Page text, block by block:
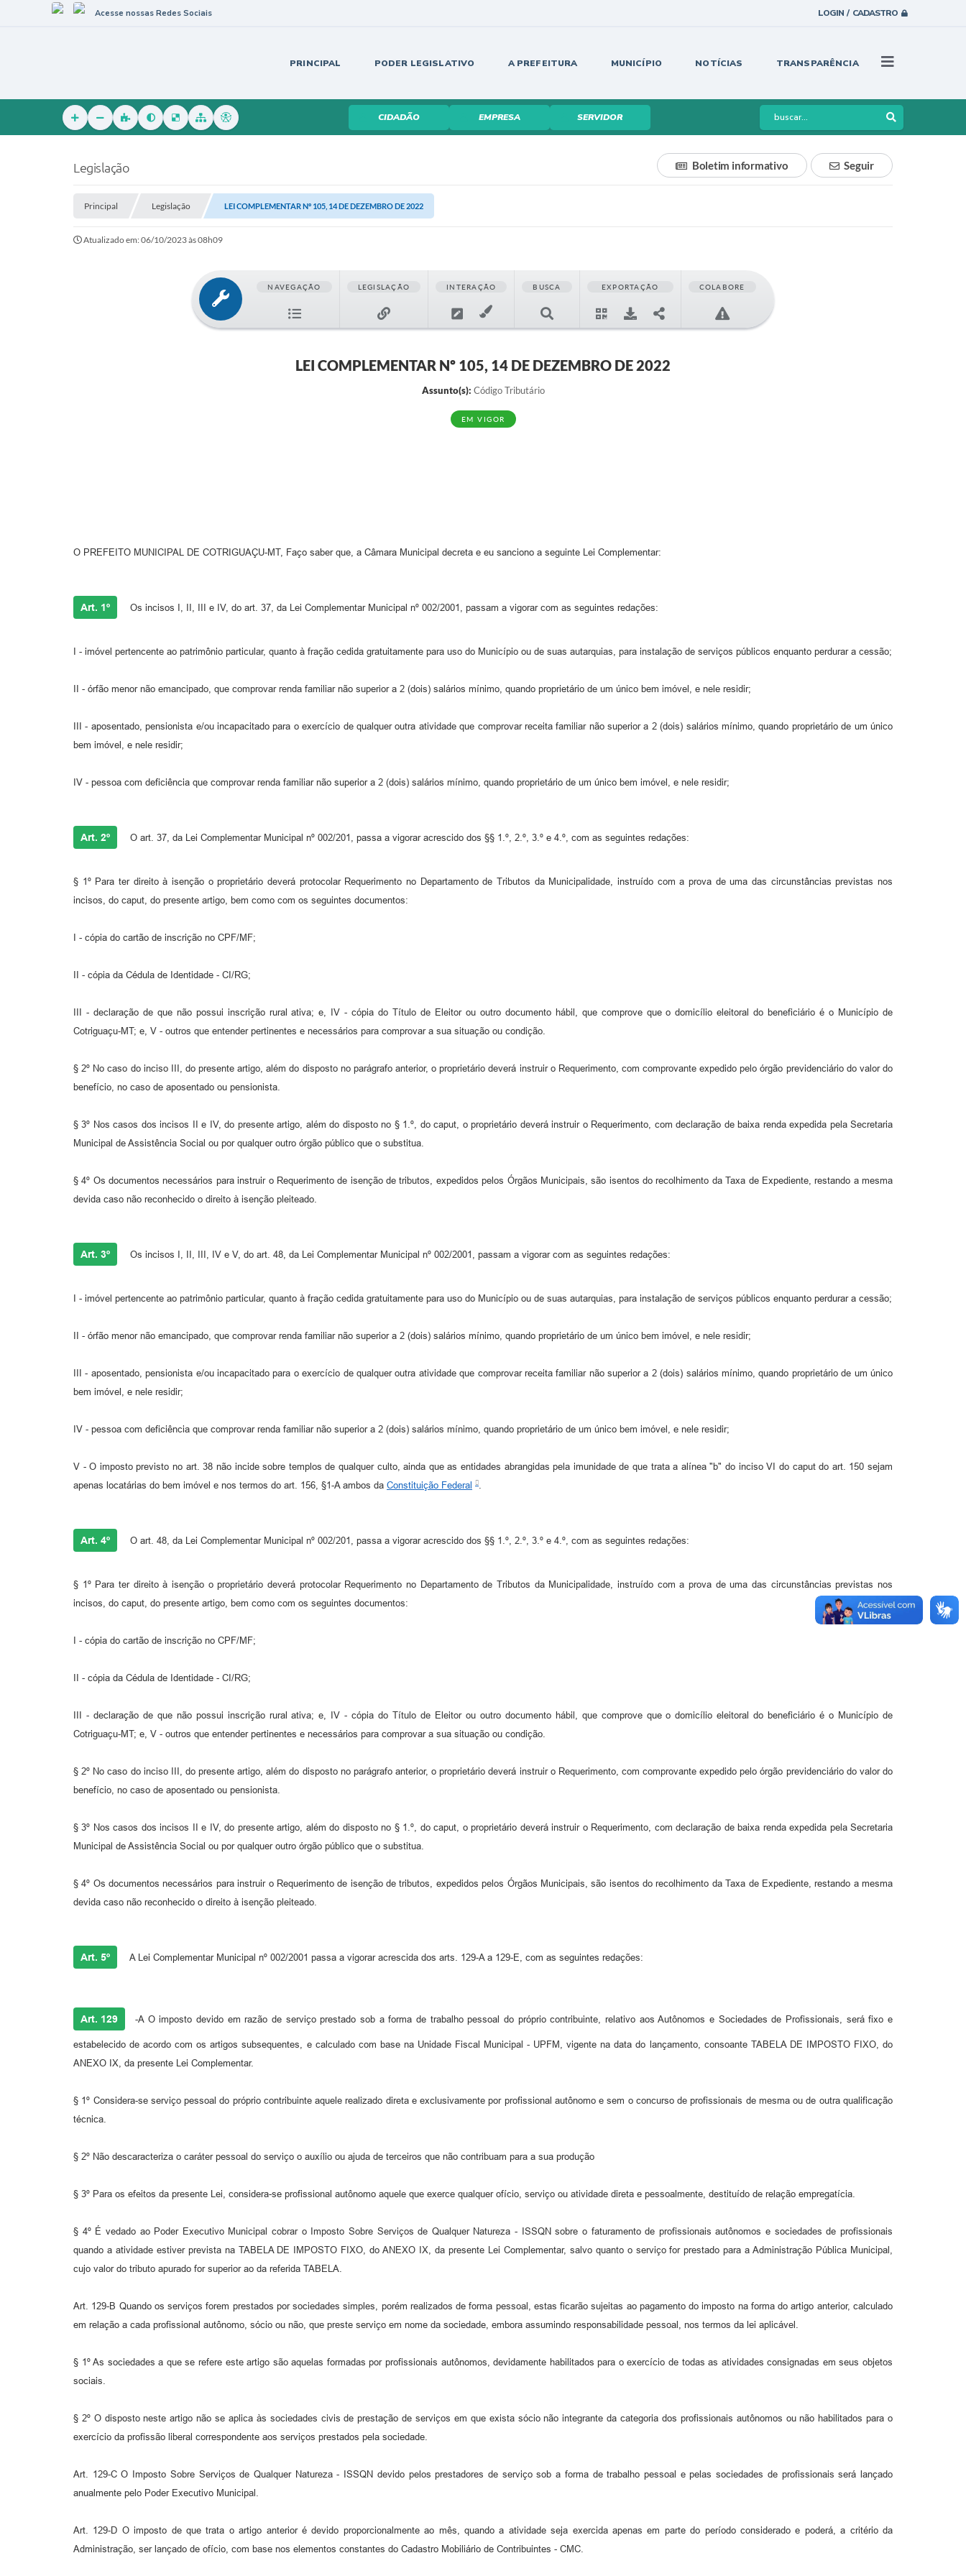
LOGIN / CADASTRO
Acesse nossas Redes Sociais
PRINCIPAL PODER LEGISLATIVO A PREFEITURA MUNICÍPIO NOTÍCIAS TRANSPARÊNCIA
CIDADÃO EMPRESA SERVIDOR
Legislação Seguir
Boletim informativo
Principal Legislação LEI COMPLEMENTAR Nº 105, 14 DE DEZEMBRO DE 2022
Atualizado em: 06/10/2023 às 08h09
NAVEGAÇÃO LEGISLAÇÃO INTERAÇÃO BUSCA EXPORTAÇÃO COLABORE
LEI COMPLEMENTAR Nº 105, 14 DE DEZEMBRO DE 2022
Assunto(s): Código Tributário
EM VIGOR
O PREFEITO MUNICIPAL DE COTRIGUAÇU-MT, Faço saber que, a Câmara Municipal decreta e eu sanciono a seguinte Lei Complementar:
Art. 1º Os incisos I, II, III e IV, do art. 37, da Lei Complementar Municipal nº 002/2001, passam a vigorar com as seguintes redações:
I - imóvel pertencente ao patrimônio particular, quanto à fração cedida gratuitamente para uso do Município ou de suas autarquias, para instalação de serviços públicos enquanto perdurar a cessão;
II - órfão menor não emancipado, que comprovar renda familiar não superior a 2 (dois) salários mínimo, quando proprietário de um único bem imóvel, e nele residir;
III - aposentado, pensionista e/ou incapacitado para o exercício de qualquer outra atividade que comprovar receita familiar não superior a 2 (dois) salários mínimo, quando proprietário de um único
bem imóvel, e nele residir;
IV - pessoa com deficiência que comprovar renda familiar não superior a 2 (dois) salários mínimo, quando proprietário de um único bem imóvel, e nele residir;
Art. 2º O art. 37, da Lei Complementar Municipal nº 002/201, passa a vigorar acrescido dos §§ 1.º, 2.º, 3.º e 4.º, com as seguintes redações:
§ 1º Para ter direito à isenção o proprietário deverá protocolar Requerimento no Departamento de Tributos da Municipalidade, instruído com a prova de uma das circunstâncias previstas nos
incisos, do caput, do presente artigo, bem como com os seguintes documentos:
I - cópia do cartão de inscrição no CPF/MF;
II - cópia da Cédula de Identidade - CI/RG;
III - declaração de que não possui inscrição rural ativa; e, IV - cópia do Título de Eleitor ou outro documento hábil, que comprove que o domicílio eleitoral do beneficiário é o Município de
Cotriguaçu-MT; e, V - outros que entender pertinentes e necessários para comprovar a sua situação ou condição.
§ 2º No caso do inciso III, do presente artigo, além do disposto no parágrafo anterior, o proprietário deverá instruir o Requerimento, com comprovante expedido pelo órgão previdenciário do valor do
benefício, no caso de aposentado ou pensionista.
§ 3º Nos casos dos incisos II e IV, do presente artigo, além do disposto no § 1.º, do caput, o proprietário deverá instruir o Requerimento, com declaração de baixa renda expedida pela Secretaria
Municipal de Assistência Social ou por qualquer outro órgão público que o substitua.
§ 4º Os documentos necessários para instruir o Requerimento de isenção de tributos, expedidos pelos Órgãos Municipais, são isentos do recolhimento da Taxa de Expediente, restando a mesma
devida caso não reconhecido o direito à isenção pleiteado.
Art. 3º Os incisos I, II, III, IV e V, do art. 48, da Lei Complementar Municipal nº 002/2001, passam a vigorar com as seguintes redações:
I - imóvel pertencente ao patrimônio particular, quanto à fração cedida gratuitamente para uso do Município ou de suas autarquias, para instalação de serviços públicos enquanto perdurar a cessão;
II - órfão menor não emancipado, que comprovar renda familiar não superior a 2 (dois) salários mínimo, quando proprietário de um único bem imóvel, e nele residir;
III - aposentado, pensionista e/ou incapacitado para o exercício de qualquer outra atividade que comprovar receita familiar não superior a 2 (dois) salários mínimo, quando proprietário de um único
bem imóvel, e nele residir;
IV - pessoa com deficiência que comprovar renda familiar não superior a 2 (dois) salários mínimo, quando proprietário de um único bem imóvel, e nele residir;
V - O imposto previsto no art. 38 não incide sobre templos de qualquer culto, ainda que as entidades abrangidas pela imunidade de que trata a alínea "b" do inciso VI do caput do art. 150 sejam
apenas locatárias do bem imóvel e nos termos do art. 156, §1-A ambos da Constituição Federal
Art. 4º O art. 48, da Lei Complementar Municipal nº 002/201, passa a vigorar acrescido dos §§ 1.º, 2.º, 3.º e 4.º, com as seguintes redações:
§ 1º Para ter direito à isenção o proprietário deverá protocolar Requerimento no Departamento de Tributos da Municipalidade, instruído com a prova de uma das circunstâncias previstas nos
incisos, do caput, do presente artigo, bem como com os seguintes documentos:
I - cópia do cartão de inscrição no CPF/MF;
II - cópia da Cédula de Identidade - CI/RG;
III - declaração de que não possui inscrição rural ativa; e, IV - cópia do Título de Eleitor ou outro documento hábil, que comprove que o domicílio eleitoral do beneficiário é o Município de
Cotriguaçu-MT; e, V - outros que entender pertinentes e necessários para comprovar a sua situação ou condição.
§ 2º No caso do inciso III, do presente artigo, além do disposto no parágrafo anterior, o proprietário deverá instruir o Requerimento, com comprovante expedido pelo órgão previdenciário do valor do
benefício, no caso de aposentado ou pensionista.
§ 3º Nos casos dos incisos II e IV, do presente artigo, além do disposto no § 1.º, do caput, o proprietário deverá instruir o Requerimento, com declaração de baixa renda expedida pela Secretaria
Municipal de Assistência Social ou por qualquer outro órgão público que o substitua.
§ 4º Os documentos necessários para instruir o Requerimento de isenção de tributos, expedidos pelos Órgãos Municipais, são isentos do recolhimento da Taxa de Expediente, restando a mesma
devida caso não reconhecido o direito à isenção pleiteado.
Art. 5º A Lei Complementar Municipal nº 002/2001 passa a vigorar acrescida dos arts. 129-A a 129-E, com as seguintes redações:
Art. 129 -A O imposto devido em razão de serviço prestado sob a forma de trabalho pessoal do próprio contribuinte, relativo aos Autônomos e Sociedades de Profissionais, será fixo e
estabelecido de acordo com os artigos subsequentes, e calculado com base na Unidade Fiscal Municipal - UPFM, vigente na data do lançamento, consoante TABELA DE IMPOSTO FIXO, do
ANEXO IX, da presente Lei Complementar.
§ 1º Considera-se serviço pessoal do próprio contribuinte aquele realizado direta e exclusivamente por profissional autônomo e sem o concurso de profissionais de mesma ou de outra qualificação
técnica.
§ 2º Não descaracteriza o caráter pessoal do serviço o auxílio ou ajuda de terceiros que não contribuam para a sua produção
§ 3º Para os efeitos da presente Lei, considera-se profissional autônomo aquele que exerce qualquer ofício, serviço ou atividade direta e pessoalmente, destituído de relação empregatícia.
§ 4º É vedado ao Poder Executivo Municipal cobrar o Imposto Sobre Serviços de Qualquer Natureza - ISSQN sobre o faturamento de profissionais autônomos e sociedades de profissionais
quando a atividade estiver prevista na TABELA DE IMPOSTO FIXO, do ANEXO IX, da presente Lei Complementar, salvo quanto o serviço for prestado para a Administração Pública Municipal,
cujo valor do tributo apurado for superior ao da referida TABELA.
Art. 129-B Quando os serviços forem prestados por sociedades simples, porém realizados de forma pessoal, estas ficarão sujeitas ao pagamento do imposto na forma do artigo anterior, calculado
em relação a cada profissional autônomo, sócio ou não, que preste serviço em nome da sociedade, embora assumindo responsabilidade pessoal, nos termos da lei aplicável.
§ 1º As sociedades a que se refere este artigo são aquelas formadas por profissionais autônomos, devidamente habilitados para o exercício de todas as atividades consignadas em seus objetos
sociais.
§ 2º O disposto neste artigo não se aplica às sociedades civis de prestação de serviços em que exista sócio não integrante da categoria dos profissionais autônomos ou não habilitados para o
exercício da profissão liberal correspondente aos serviços prestados pela sociedade.
Art. 129-C O Imposto Sobre Serviços de Qualquer Natureza - ISSQN devido pelos prestadores de serviço sob a forma de trabalho pessoal e pelas sociedades de profissionais será lançado
anualmente pelo Poder Executivo Municipal.
Art. 129-D O imposto de que trata o artigo anterior é devido proporcionalmente ao mês, quando a atividade seja exercida apenas em parte do período considerado e poderá, a critério da
Administração, ser lançado de ofício, com base nos elementos constantes do Cadastro Mobiliário de Contribuintes - CMC.